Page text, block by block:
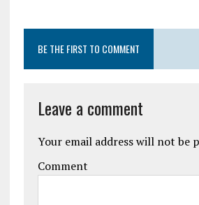
BE THE FIRST TO COMMENT
Leave a comment
Your email address will not be
Comment